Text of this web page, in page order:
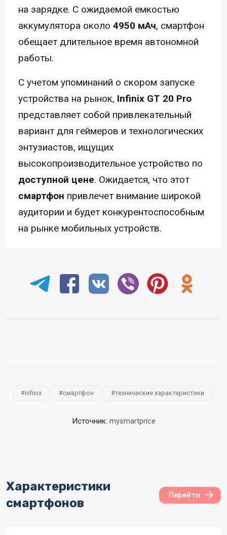
на зарядке. С ожидаемой емкостью
аккумулятора около 4950 мАч, смартфон
обещает длительное время автономной
работы.
С учетом упоминаний о скором запуске
устройства на рынок, Infinix GT 20 Pro
представляет собой привлекательный
вариант для геймеров и технологических
энтузиастов, ищущих
высокопроизводительное устройство по
доступной цене. Ожидается, что этот
смартфон привлечет внимание широкой
аудитории и будет конкурентоспособным
на рынке мобильных устройств.
infinix смартфон технические характеристики
Источник: mysmartprice
Характеристики
смартфонов
Перейти